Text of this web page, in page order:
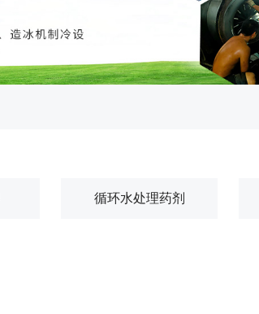
循环水处理药剂